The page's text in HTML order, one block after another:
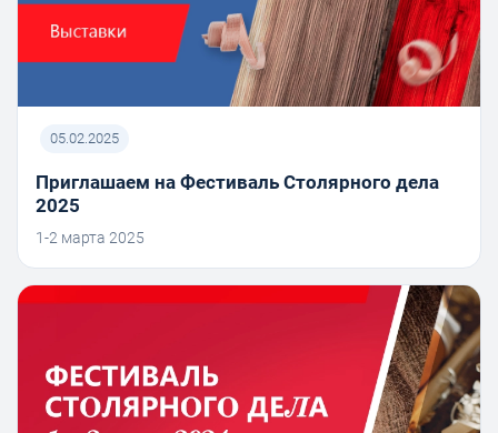
05.02.2025
Приглашаем на Фестиваль Столярного дела
2025
1-2 марта 2025